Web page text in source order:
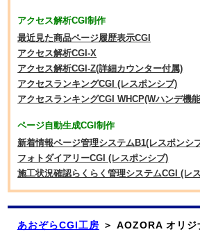
アクセス解析CGI制作
最近見た商品ページ履歴表示CGI
アクセス解析CGI-X
アクセス解析CGI-Z(詳細カウンター付属)
アクセスランキングCGI (レスポンシブ)
アクセスランキングCGI WHCP(Wハンデ機
ページ自動生成CGI制作
新着情報ページ管理システムB1(レスポンシ
フォトダイアリーCGI (レスポンシブ)
施工状況確認らくらく管理システムCGI (レ
あおぞらCGI工房 ＞ AOZORA オリ